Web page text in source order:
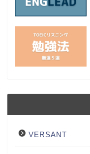
VERSANT